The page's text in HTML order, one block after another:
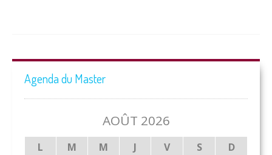
Agenda du Master
AOÛT 2026
L M M J V S
D